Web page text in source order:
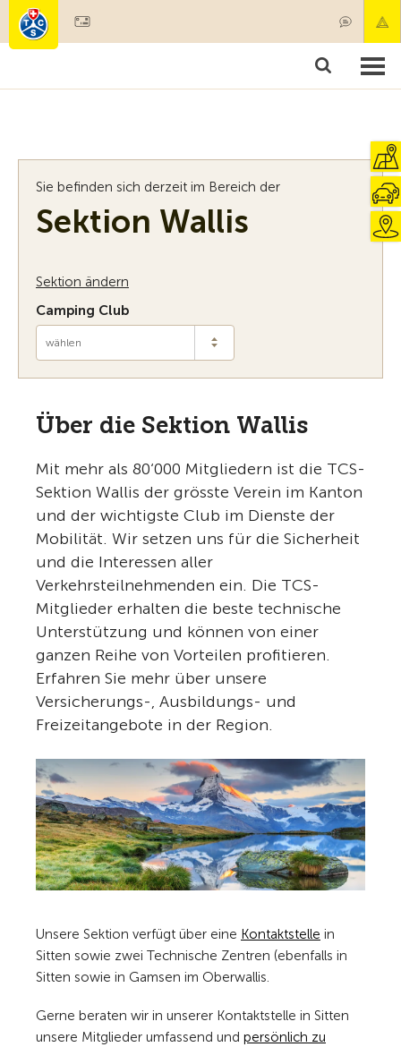
Mitgliedschaft & Leistungen
Sie befinden sich derzeit im Bereich der
Sektion Wallis
Sektion ändern
Camping Club
wählen
Über die Sektion Wallis
Mit mehr als 80‘000 Mitgliedern ist die TCS-
Sektion Wallis der grösste Verein im Kanton
und der wichtigste Club im Dienste der
Mobilität. Wir setzen uns für die Sicherheit
und die Interessen aller
Verkehrsteilnehmenden ein. Die TCS-
Mitglieder erhalten die beste technische
Unterstützung und können von einer
ganzen Reihe von Vorteilen profitieren.
Erfahren Sie mehr über unsere
Versicherungs-, Ausbildungs- und
Freizeitangebote in der Region.
Unsere Sektion verfügt über eine Kontaktstelle in
Sitten sowie zwei Technische Zentren (ebenfalls in
Sitten sowie in Gamsen im Oberwallis.
Gerne beraten wir in unserer Kontaktstelle in Sitten
unsere Mitglieder umfassend und persönlich zu